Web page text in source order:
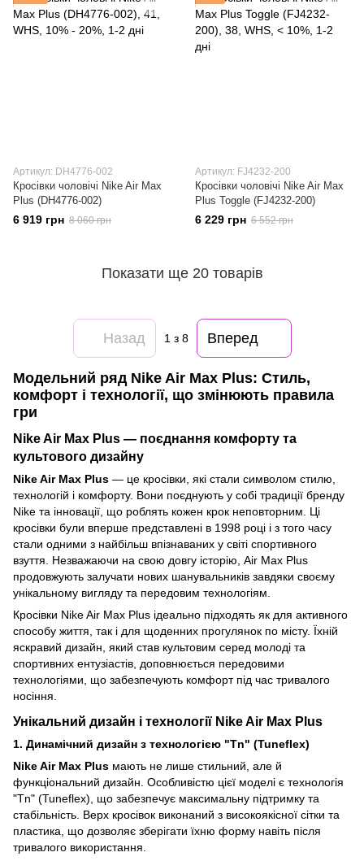
Артикул: DH4776-002
Кросівки чоловічі Nike Air Max
Plus (DH4776-002)
6 919 грн 8 060 грн
Артикул: FJ4232-200
Кросівки чоловічі Nike Air Max
Plus Toggle (FJ4232-200)
6 229 грн 6 552 грн
Показати ще 20 товарів
Назад 1 з 8 Вперед
Модельний ряд Nike Air Max Plus: Стиль,
комфорт і технології, що змінюють правила
гри
Nike Air Max Plus — поєднання комфорту та
культового дизайну
Nike Air Max Plus — це кросівки, які стали символом стилю,
технологій і комфорту. Вони поєднують у собі традиції бренду
Nike та інновації, що роблять кожен крок неповторним. Ці
кросівки були вперше представлені в 1998 році і з того часу
стали одними з найбільш впізнаваних у світі спортивного
взуття. Незважаючи на свою довгу історію, Air Max Plus
продовжують залучати нових шанувальників завдяки своєму
унікальному вигляду та передовим технологіям.
Кросівки Nike Air Max Plus ідеально підходять як для активного
способу життя, так і для щоденних прогулянок по місту. Їхній
яскравий дизайн, який став культовим серед молоді та
спортивних ентузіастів, доповнюється передовими
технологіями, що забезпечують комфорт під час тривалого
носіння.
Унікальний дизайн і технології Nike Air Max Plus
1. Динамічний дизайн з технологією "Tn" (Tuneflex)
Nike Air Max Plus мають не лише стильний, але й
функціональний дизайн. Особливістю цієї моделі є технологія
"Tn" (Tuneflex), що забезпечує максимальну підтримку та
стабільність. Верх кросівок виконаний з високоякісної сітки та
пластика, що дозволяє зберігати їхню форму навіть після
тривалого використання.